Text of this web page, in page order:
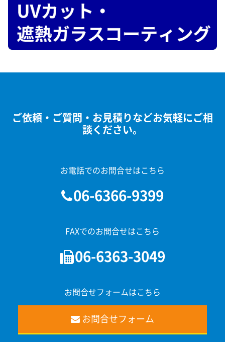
ご依頼・ご質問・お見積りなどお気軽にご相
談ください。
お電話でのお問合せはこちら
06-6366-9399
FAXでのお問合せはこちら
06-6363-3049
お問合せフォームはこちら
お問合せフォーム